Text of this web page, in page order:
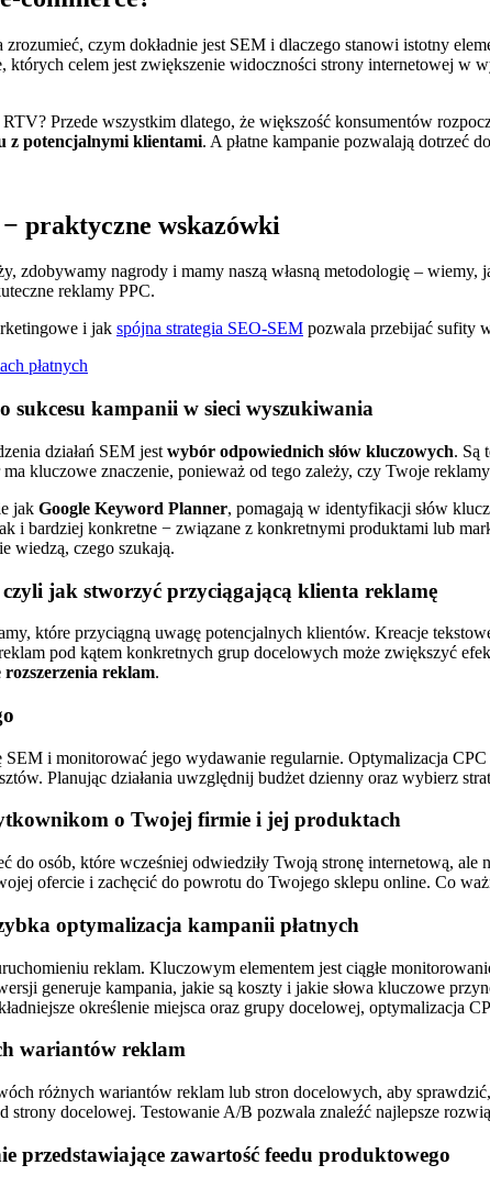
czym dokładnie jest SEM i dlaczego stanowi istotny
których celem jest zwiększenie widoczności strony internetowej w
Przede wszystkim dlatego, że większość konsumentów
z potencjalnymi klientami. A płatne kampanie pozwalają dotrzeć
praktyczne wskazówki
zdobywamy nagrody i mamy naszą własną metodologię –
reklamy PPC.
i jak spójna strategia SEO-SEM pozwala przebijać sufity
płatnych
sukcesu kampanii w sieci wyszukiwania
działań SEM jest wybór odpowiednich słów kluczowych. Są
kluczowe znaczenie, ponieważ od tego zależy, czy Twoje
jak Google Keyword Planner, pomagają w identyfikacji słów
i bardziej konkretne − związane z konkretnymi produktami lub
wiedzą, czego szukają.
jak stworzyć przyciągającą klienta reklamę
które przyciągną uwagę potencjalnych klientów. Kreacje
pod kątem konkretnych grup docelowych może zwiększyć
rozszerzenia reklam.
SEM i monitorować jego wydawanie regularnie. Optymalizacja
Planując działania uwzględnij budżet dzienny oraz wybierz
o Twojej firmie i jej produktach
do osób, które wcześniej odwiedziły Twoją stronę internetową,
ofercie i zachęcić do powrotu do Twojego sklepu online. Co
optymalizacja kampanii płatnych
reklam. Kluczowym elementem jest ciągłe
generuje kampania, jakie są koszty i jakie słowa kluczowe
określenie miejsca oraz grupy docelowej, optymalizacja
wariantów reklam
różnych wariantów reklam lub stron docelowych, aby
docelowej. Testowanie A/B pozwala znaleźć najlepsze
przedstawiające zawartość feedu produktowego